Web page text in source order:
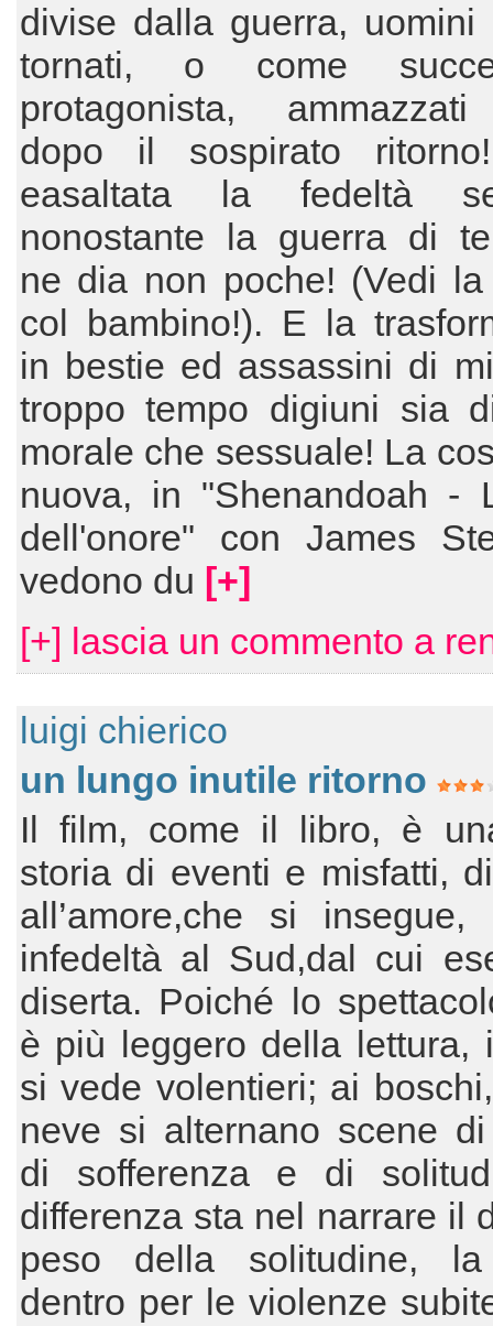
divise dalla guerra, uomini
tornati, o come
protagonista,
dopo il sospirato
easaltata la fedeltà
nonostante la guerra di
ne dia non poche! (Vedi la
col bambino!). E la
in bestie ed assassini di
troppo tempo digiuni sia
morale che sessuale! La
nuova, in "Shenandoah -
dell'onore" con James
vedono du [+]
[+] lascia un commento a
luigi chierico
un lungo inutile ritorno
Il film, come il libro, è
storia di eventi e misfatti,
all’amore,che si
infedeltà al Sud,dal cui
diserta. Poiché lo
è più leggero della lettura,
si vede volentieri; ai
neve si alternano scene
di sofferenza e di
differenza sta nel narrare il
peso della solitudine,
dentro per le violenze